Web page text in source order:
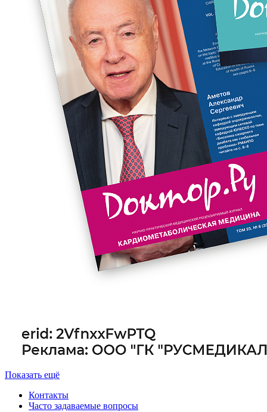
Показать ещё
Контакты
Часто задаваемые вопросы